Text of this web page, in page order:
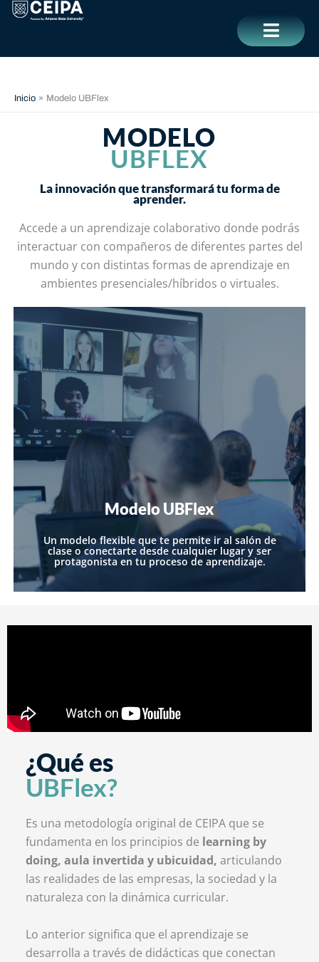
contenido
Inicio Modelo UBFlex
MODELO
UBFLEX
La innovación que transformará tu forma de
aprender.
Accede a un aprendizaje colaborativo donde podrás
interactuar con compañeros de diferentes partes del
mundo y con distintas formas de aprendizaje en
ambientes presenciales/híbridos o virtuales.
Modelo UBFlex
Un modelo flexible que te permite ir al salón de
clase o conectarte desde cualquier lugar y ser
protagonista en tu proceso de aprendizaje.
¿Qué es
UBFlex?
Es una metodología original de CEIPA que se
fundamenta en los principios de learning by
doing, aula invertida y ubicuidad, articulando
las realidades de las empresas, la sociedad y la
naturaleza con la dinámica curricular.
Lo anterior significa que el aprendizaje se
desarrolla a través de didácticas que conectan